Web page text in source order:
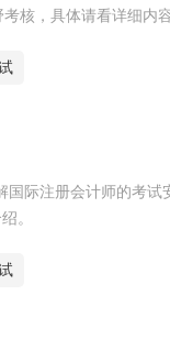
核，具体请看详细内容
际注册会计师的考
。